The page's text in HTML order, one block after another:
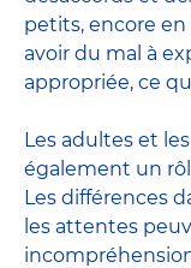
petits, encore
avoir du mal à
appropriée, ce
Les adultes et
également un
Les différences
les attentes